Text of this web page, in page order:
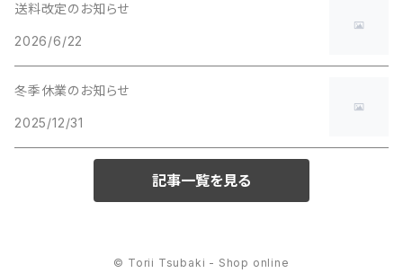
送料改定のお知らせ
2026/6/22
冬季休業のお知らせ
2025/12/31
記事一覧を見る
© Torii Tsubaki - Shop online